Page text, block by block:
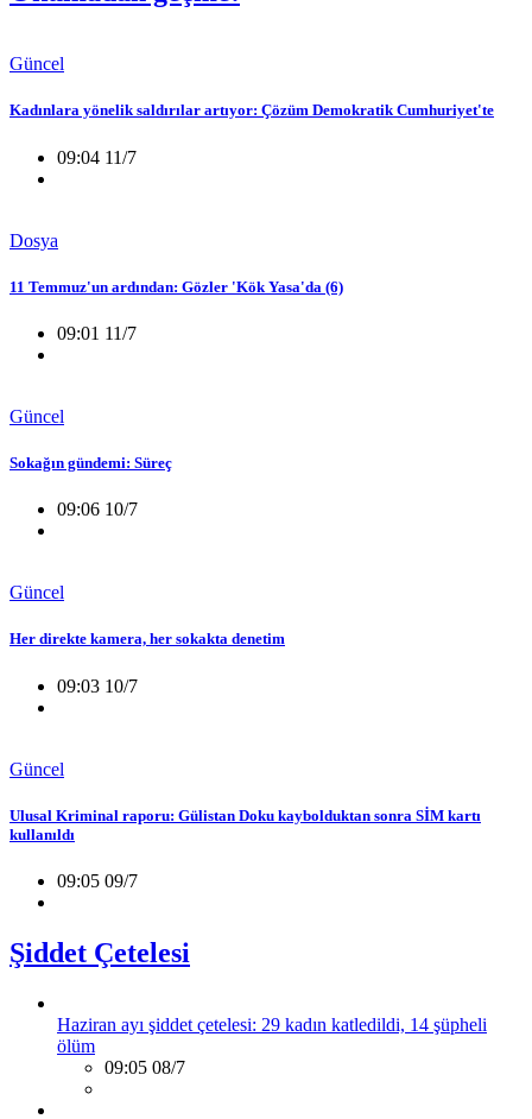
Güncel
Kadınlara yönelik saldırılar artıyor: Çözüm Demokratik Cumhuriyet'te
09:04 11/7
Dosya
11 Temmuz'un ardından: Gözler 'Kök Yasa'da (6)
09:01 11/7
Güncel
Sokağın gündemi: Süreç
09:06 10/7
Güncel
Her direkte kamera, her sokakta denetim
09:03 10/7
Güncel
Ulusal Kriminal raporu: Gülistan Doku kaybolduktan sonra SİM kartı
kullanıldı
09:05 09/7
Şiddet Çetelesi
Haziran ayı şiddet çetelesi: 29 kadın katledildi, 14 şüpheli
ölüm
09:05 08/7